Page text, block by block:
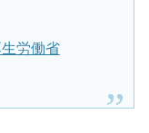
労働省